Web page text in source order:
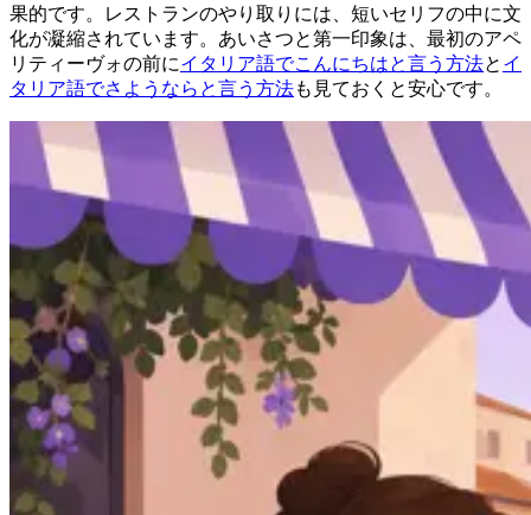
果的です。レストランのやり取りには、短いセリフの中に文
化が凝縮されています。あいさつと第一印象は、最初のアペ
リティーヴォの前にイタリア語でこんにちはと言う方法と イ
タリア語でさようならと言う方法も見ておくと安心です。